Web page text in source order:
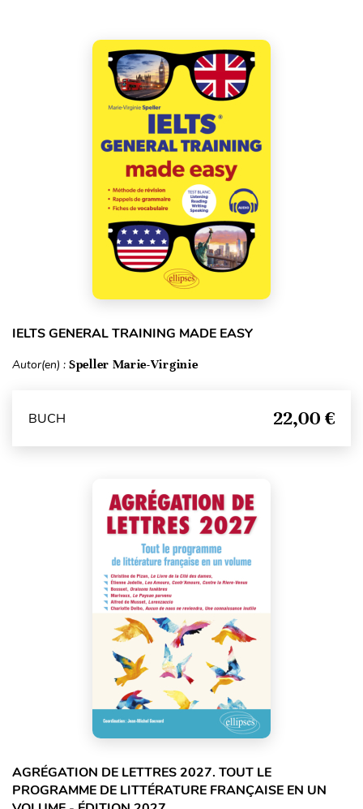
IELTS GENERAL TRAINING MADE EASY
Autor(en) : Speller Marie-Virginie
BUCH 22,00 €
AGRÉGATION DE LETTRES 2027. TOUT LE
PROGRAMME DE LITTÉRATURE FRANÇAISE EN UN